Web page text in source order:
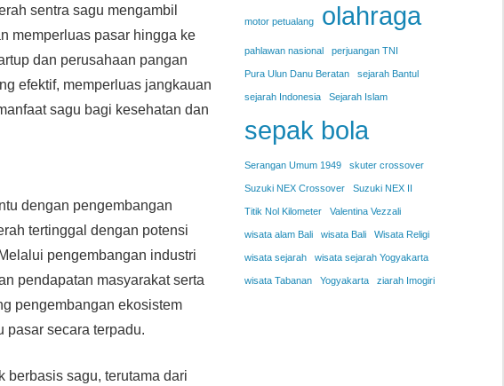
sentra sagu mengambil
memperluas pasar hingga ke
dan perusahaan pangan
efektif, memperluas jangkauan
sagu bagi kesehatan dan
dengan pengembangan
tertinggal dengan potensi
pengembangan industri
pendapatan masyarakat serta
pengembangan ekosistem
pasar secara terpadu.
berbasis sagu, terutama dari
motor petualang olahraga
pahlawan nasional perjuangan TNI
Pura Ulun Danu Beratan sejarah Bantul
sejarah Indonesia Sejarah Islam
sepak bola
Serangan Umum 1949 skuter crossover
Suzuki NEX Crossover Suzuki NEX II
Titik Nol Kilometer Valentina Vezzali
wisata alam Bali wisata Bali Wisata Religi
wisata sejarah wisata sejarah Yogyakarta
wisata Tabanan Yogyakarta ziarah Imogiri